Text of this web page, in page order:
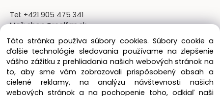
Tel: +421 905 475 341
Mail:shop@realfan.sk
Zákaznícka linka: 9:00-18:00
Osobný odber: po predchádajúcom dohovore
Copyright © 2024 Real Fan s.r.o., všetky práva
Táto stránka používa súbory cookies. Súbory cookie a
ďalšie technológie sledovania používame na zlepšenie
vášho zážitku z prehliadania našich webových stránok na
to, aby sme vám zobrazovali prispôsobený obsah a
cielené reklamy, na analýzu návštevnosti našich
webových stránok a na pochopenie toho, odkiaľ naši